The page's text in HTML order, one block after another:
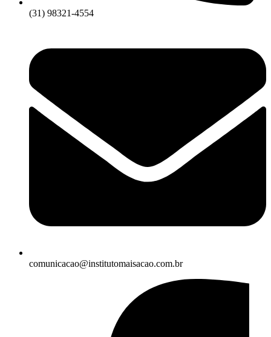
(31) 98321-4554
comunicacao@institutomaisacao.com.br